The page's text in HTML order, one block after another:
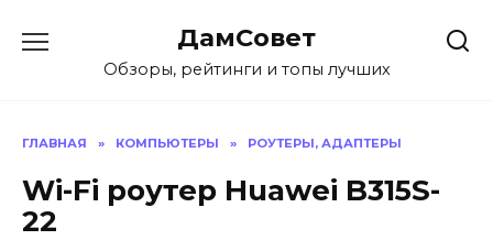
содержанию
ДамСовет
Обзоры, рейтинги и топы лучших
ГЛАВНАЯ » КОМПЬЮТЕРЫ » РОУТЕРЫ, АДАПТЕРЫ
Wi-Fi роутер Huawei B315S-
22